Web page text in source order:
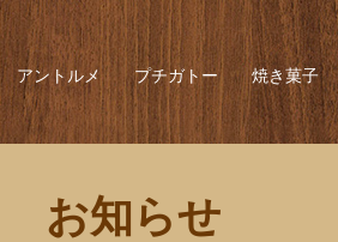
アントルメ プチガトー 焼き菓子
お知らせ